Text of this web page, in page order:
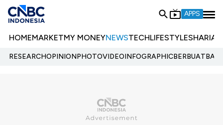
APPS
HOMEMARKETMY MONEYNEWSTECHLIFESTYLESHARIA
RESEARCHOPINIONPHOTOVIDEOINFOGRAPHIC